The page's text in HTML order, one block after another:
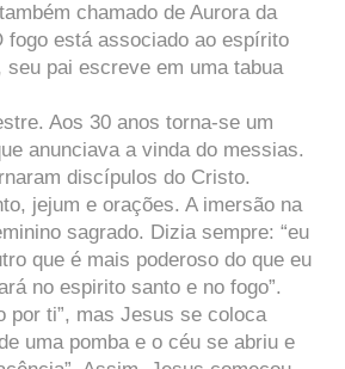
chamado de Aurora da
fogo está associado ao espírito
pai escreve em uma tabua
Aos 30 anos torna-se um
anunciava a vinda do messias.
discípulos do Cristo.
jejum e orações. A imersão na
sagrado. Dizia sempre: “eu
que é mais poderoso do que eu
no espirito santo e no fogo”.
por ti”, mas Jesus se coloca
uma pomba e o céu se abriu e